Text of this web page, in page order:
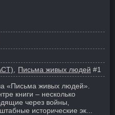
Письма живых людей #1
«Письма живых людей».
книги – несколько
через войны,
исторические эк...